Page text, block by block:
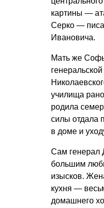
картины —
Серко —
Ивановича.
Мать же
училища
родила
силы отдала
в доме и
Сам генерал
большим
изысков.
кухня —
домашнего